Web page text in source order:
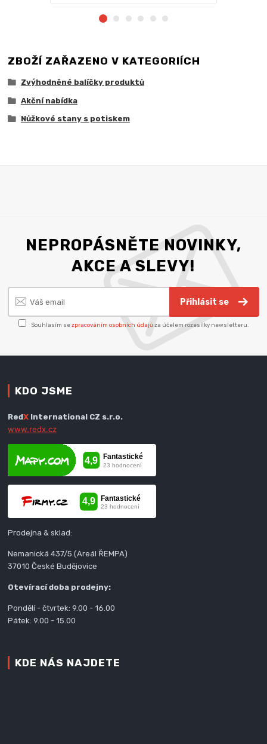
ZBOŽÍ ZAŘAZENO V KATEGORIÍCH
Zvýhodněné balíčky produktů
Akční nabídka
Nůžkové stany s potiskem
NEPROPÁSNĚTE NOVINKY,
AKCE A SLEVY!
Přihlásit se
Souhlasím sezpracováním osobních údajů za účelem rozesílky newsletteru.
KDO JSME
RedX International CZ s.r.o.
www.redx.cz
Prodejna & sklad:
Nemanická 437/5 (Areál ŘEMPA)
37010 České Budějovice
Otevírací doba prodejny:
Pondělí - čtvrtek: 9.00 - 16.00
Pátek: 9.00 - 15.00
KDE NÁS NAJDETE